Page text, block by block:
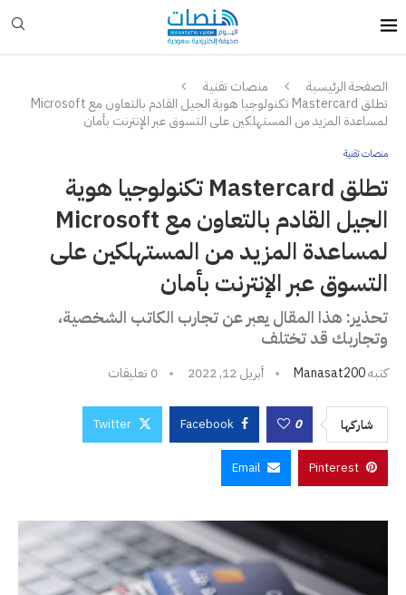
الصفحة الرئيسية
منصات تقنية
تطلق Mastercard تكنولوجيا هوية الجيل القادم بالتعاون مع Microsoft
لمساعدة المزيد من المستهلكين على التسوق عبر الإنترنت بأمان
منصات تقنية
تطلق Mastercard تكنولوجيا هوية
الجيل القادم بالتعاون مع Microsoft
لمساعدة المزيد من المستهلكين على
التسوق عبر الإنترنت بأمان
تحذير: هذا المقال يعبر عن تجارب الكاتب الشخصية،
وتجاربك قد تختلف
كتبهManasat200 أبريل 12, 2022 0 تعليقات
شاركها 0
Facebook
Twitter
Pinterest
Email